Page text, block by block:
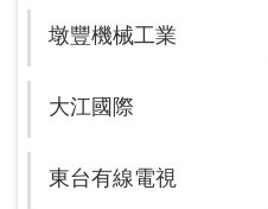
墩豐機械工業
大江國際
東台有線電視